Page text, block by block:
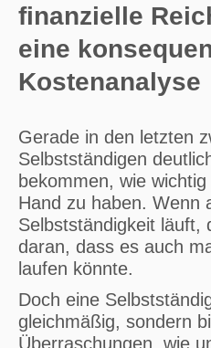
finanzielle
eine
Kostenanalyse
Gerade in den letzten
Selbstständigen
bekommen, wie
Hand zu haben. Wenn
Selbstständigkeit läuft,
daran, dass es auch
laufen könnte.
Doch eine
gleichmäßig, sondern
Überraschungen, wie